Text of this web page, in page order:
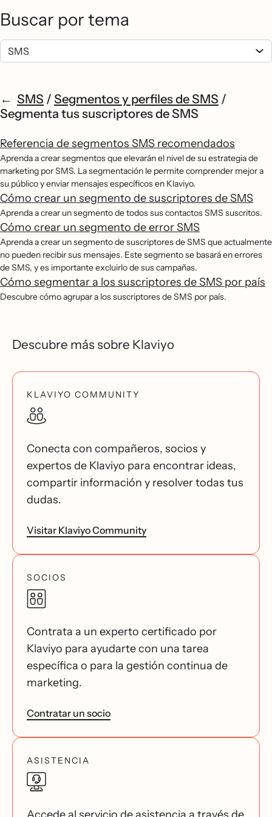
Buscar por tema
SMS / Segmentos y perfiles de SMS /
Segmenta tus suscriptores de SMS
Referencia de segmentos SMS recomendados
Aprenda a crear segmentos que elevarán el nivel de su estrategia de
marketing por SMS. La segmentación le permite comprender mejor a
su público y enviar mensajes específicos en Klaviyo.
Cómo crear un segmento de suscriptores de SMS
Aprenda a crear un segmento de todos sus contactos SMS suscritos.
Cómo crear un segmento de error SMS
Aprenda a crear un segmento de suscriptores de SMS que actualmente
no pueden recibir sus mensajes. Este segmento se basará en errores
de SMS, y es importante excluirlo de sus campañas.
Cómo segmentar a los suscriptores de SMS por país
Descubre cómo agrupar a los suscriptores de SMS por país.
Descubre más sobre Klaviyo
KLAVIYO COMMUNITY
Conecta con compañeros, socios y
expertos de Klaviyo para encontrar ideas,
compartir información y resolver todas tus
dudas.
Visitar Klaviyo Community
SOCIOS
Contrata a un experto certificado por
Klaviyo para ayudarte con una tarea
específica o para la gestión continua de
marketing.
Contratar un socio
ASISTENCIA